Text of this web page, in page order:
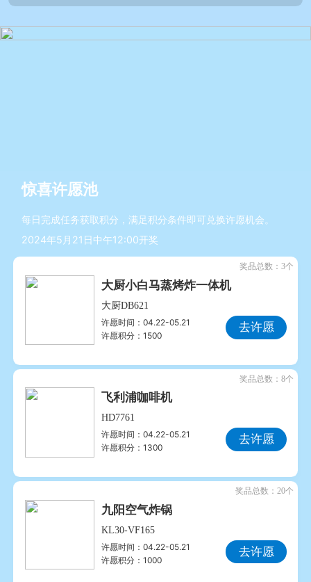
惊喜许愿池
每日完成任务获取积分，满足积分条件即可兑换许愿机会。
2024年5月21日中午12:00开奖
奖品总数：3个
大厨小白马蒸烤炸一体机
大厨DB621
许愿时间：04.22-05.21
许愿积分：1500
去许愿
奖品总数：8个
飞利浦咖啡机
HD7761
许愿时间：04.22-05.21
许愿积分：1300
去许愿
奖品总数：20个
九阳空气炸锅
KL30-VF165
许愿时间：04.22-05.21
许愿积分：1000
去许愿